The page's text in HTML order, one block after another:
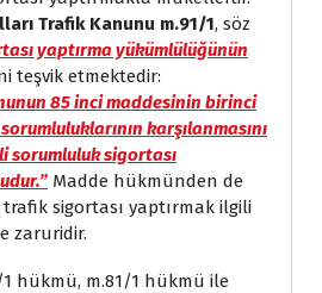
Trafik Kanunu m.91/1, söz
yaptırma yükümlülüğünün
teşvik etmektedir:
85 inci maddesinin birinci
karşılanmasını
sorumluluk sigortası
Madde hükmünden de
sigortası yaptırmak ilgili
zaruridir.
hükmü, m.81/1 hükmü ile